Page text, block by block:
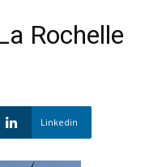
Rochelle
Linkedin